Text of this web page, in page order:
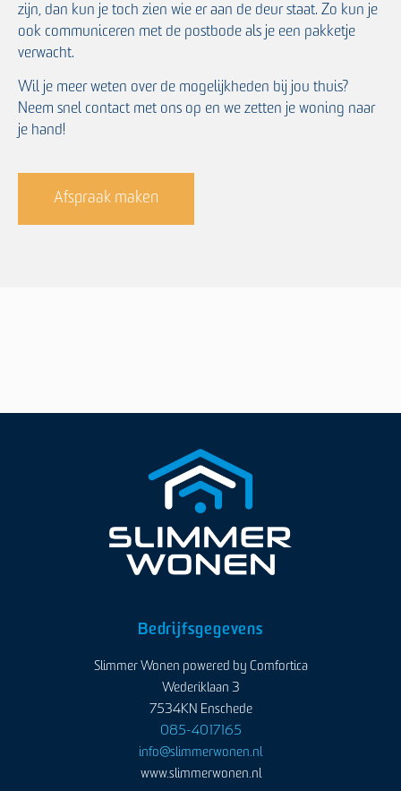
zijn, dan kun je toch zien wie er aan de deur staat. Zo kun je
ook communiceren met de postbode als je een pakketje
verwacht.
Wil je meer weten over de mogelijkheden bij jou thuis?
Neem snel contact met ons op en we zetten je woning naar
je hand!
Afspraak maken
Bedrijfsgegevens
Slimmer Wonen powered by Comfortica
Wederiklaan 3
7534KN Enschede
085-4017165
info@slimmerwonen.nl
www.slimmerwonen.nl